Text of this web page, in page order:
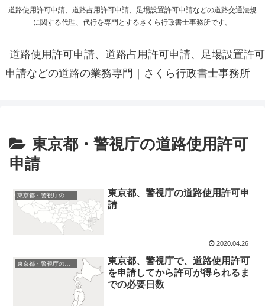
道路使用許可申請、道路占用許可申請、足場設置許可申請などの道路交通法規
に関する代理、代行を専門とするさくら行政書士事務所です。
道路使用許可申請、道路占用許可申請、足場設置許可
申請などの道路の業務専門｜さくら行政書士事務所
東京都・警視庁の道路使用許可
申請
東京都・警視庁の道路使用許可申請
東京都、警視庁の道路使用許可申
請
2020.04.26
東京都・警視庁の道路使用許可申請
東京都、警視庁で、道路使用許可
を申請してから許可が得られるま
での必要日数